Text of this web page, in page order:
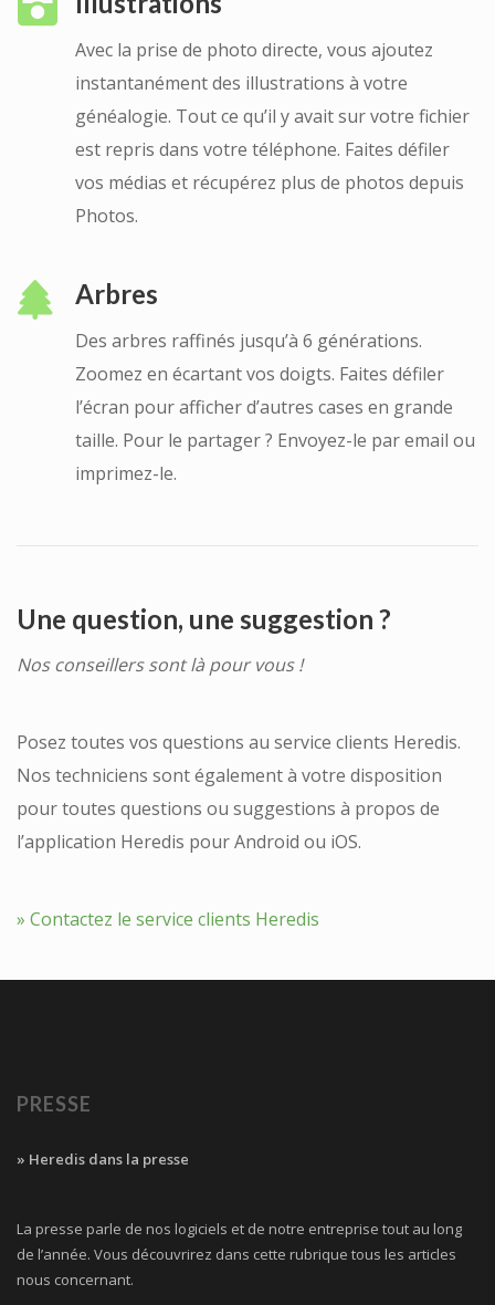
Avec la prise de photo directe, vous ajoutez
instantanément des illustrations à votre
généalogie. Tout ce qu’il y avait sur votre fichier
est repris dans votre téléphone. Faites défiler
vos médias et récupérez plus de photos depuis
Photos.
Arbres
Des arbres raffinés jusqu’à 6 générations.
Zoomez en écartant vos doigts. Faites défiler
l’écran pour afficher d’autres cases en grande
taille. Pour le partager ? Envoyez-le par email ou
imprimez-le.
Une question, une suggestion ?
Nos conseillers sont là pour vous !
Posez toutes vos questions au service clients Heredis.
Nos techniciens sont également à votre disposition
pour toutes questions ou suggestions à propos de
l’application Heredis pour Android ou iOS.
» Contactez le service clients Heredis
PRESSE
» Heredis dans la presse
La presse parle de nos logiciels et de notre entreprise tout au long
de l’année. Vous découvrirez dans cette rubrique tous les articles
nous concernant.